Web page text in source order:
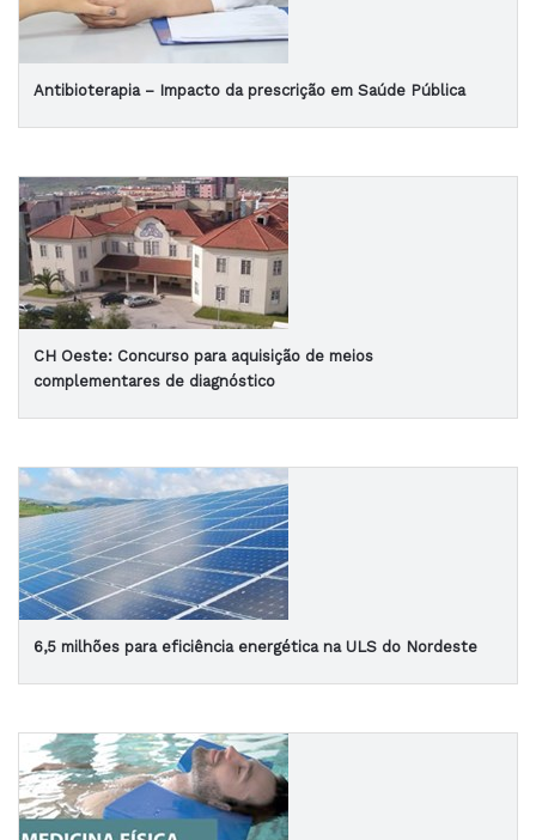
Antibioterapia – Impacto da prescrição em Saúde Pública
CH Oeste: Concurso para aquisição de meios
complementares de diagnóstico
6,5 milhões para eficiência energética na ULS do Nordeste